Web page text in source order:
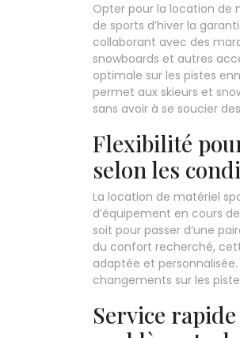
Opter pour la location de
de sports d’hiver la
collaborant avec des
snowboards et autres
optimale sur les pistes
permet aux skieurs et
sans avoir à se soucier
Flexibilité
selon les
La location de matériel
d’équipement en cours
soit pour passer d’une
du confort recherché,
adaptée et
changements sur les
Service